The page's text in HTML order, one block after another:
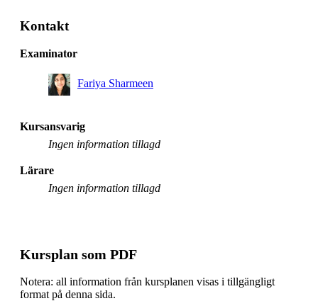
Masterprogram, transport och geoinformatik, åk 1,
Masterprogram, fordonsteknik, åk 2, Villkorligt valfri
Kontakt
Examinator
Fariya Sharmeen
Kursansvarig
Ingen information tillagd
Lärare
Ingen information tillagd
Kursplan som PDF
Notera: all information från kursplanen visas i tillgängligt
format på denna sida.